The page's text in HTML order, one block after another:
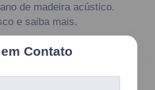
de madeira acústico.
e saiba mais.
Contato